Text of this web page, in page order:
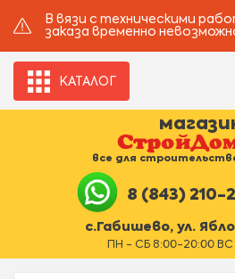
В вязи с техническими
заказа временно
КАТАЛОГ
все для
8 (843) 210-
с.Габишево, ул.
ПН - СБ 8:00-20:00 ВС